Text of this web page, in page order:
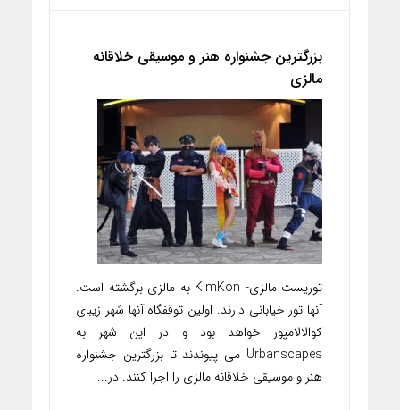
بزرگترین جشنواره هنر و موسیقی خلاقانه
مالزی
توریست مالزی- KimKon به مالزی برگشته است.
آنها تور خیابانی دارند. اولین توقفگاه آنها شهر زیبای
کوالالامپور خواهد بود و در این شهر به
Urbanscapes می پیوندند تا بزرگترین جشنواره
هنر و موسیقی خلاقانه مالزی را اجرا کنند. در...